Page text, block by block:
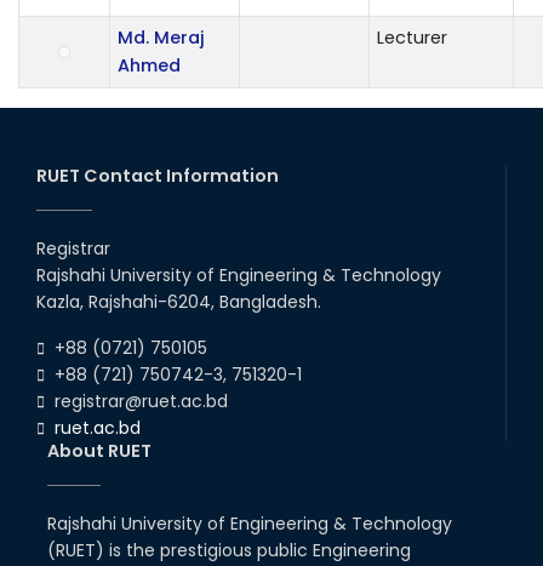
Md. Meraj
Ahmed
Lecturer
RUET Contact Information
Registrar
Rajshahi University of Engineering & Technology
Kazla, Rajshahi-6204, Bangladesh.
+88 (0721) 750105
+88 (721) 750742-3, 751320-1
registrar@ruet.ac.bd
ruet.ac.bd
About RUET
Rajshahi University of Engineering & Technology
(RUET) is the prestigious public Engineering